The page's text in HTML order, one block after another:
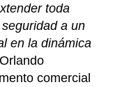
toda
a un
en la dinámica
comercial